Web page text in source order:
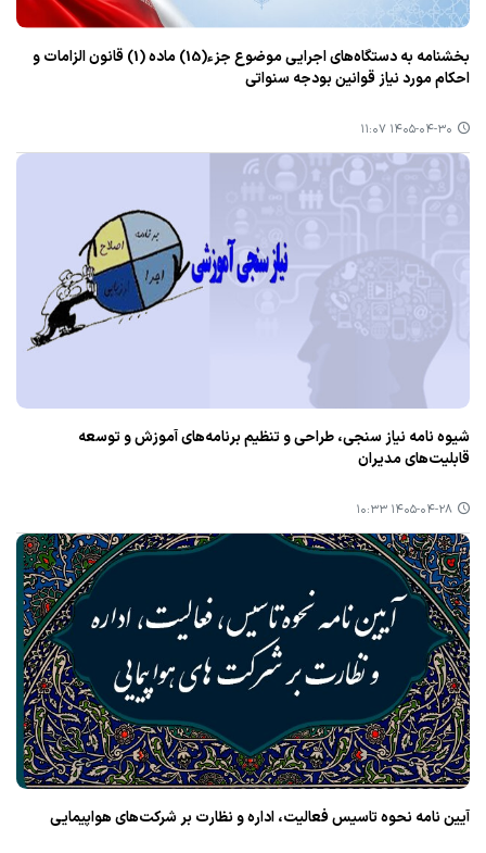
بخشنامه به دستگاه‌های اجرایی موضوع جزء(15) ماده (1) قانون الزامات و
احکام مورد نیاز قوانین بودجه سنواتی
۱۴۰۵-۰۴-۳۰ ۱۱:۰۷
شیوه نامه نیاز سنجی، طراحی و تنظیم برنامه‌های آموزش و توسعه
قابلیت‌های مدیران
۱۴۰۵-۰۴-۲۸ ۱۰:۳۳
آیین نامه نحوه تاسیس فعالیت، اداره و نظارت بر شرکت‌های هواپیمایی